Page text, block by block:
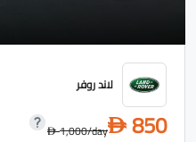
لاند روفر
D 850
D1,000/day